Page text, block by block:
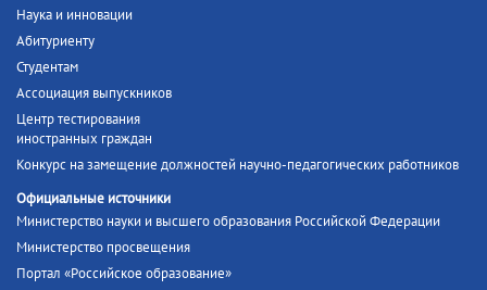
Наука и инновации
Абитуриенту
Студентам
Ассоциация выпускников
Центр тестирования
иностранных граждан
Конкурс на замещение должностей научно-педагогических работников
Официальные источники
Министерство науки и высшего образования Российской Федерации
Министерство просвещения
Портал «Российское образование»